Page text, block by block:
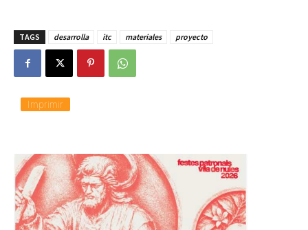
TAGS desarrolla itc materiales proyecto
Imprimir